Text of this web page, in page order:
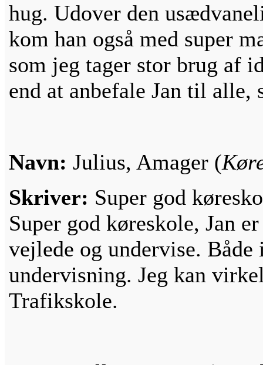
hug. Udover den
kom han også med super
som jeg tager stor brug af
end at anbefale Jan til
Navn: Julius, Amager (
Skriver: Super god
Super god køreskole, Jan
vejlede og undervise.
undervisning. Jeg kan
Trafikskole.